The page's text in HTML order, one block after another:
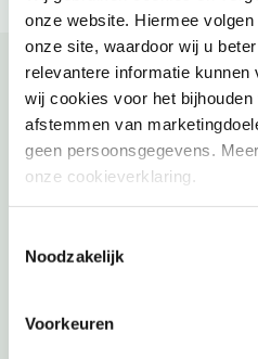
onze website. Hiermee
onze site, waardoor wij u
relevantere informatie
wij cookies voor het
afstemmen van
geen persoonsgegevens.
onze cookieverklaring.
Noodzakelijk
Voorkeuren
Direct naar
Acties
Overnachten